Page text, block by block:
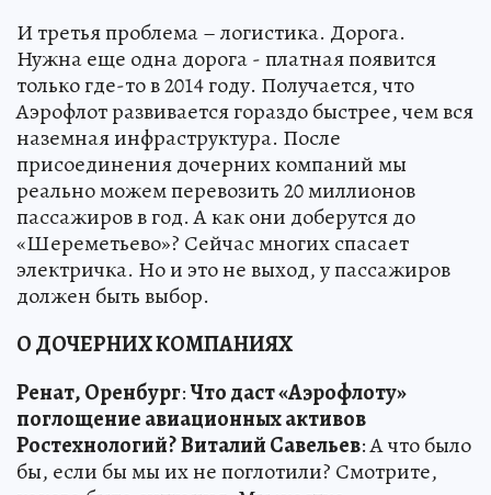
И третья проблема – логистика. Дорога.
Нужна еще одна дорога - платная появится
только где-то в 2014 году. Получается, что
Аэрофлот развивается гораздо быстрее, чем вся
наземная инфраструктура. После
присоединения дочерних компаний мы
реально можем перевозить 20 миллионов
пассажиров в год. А как они доберутся до
«Шереметьево»? Сейчас многих спасает
электричка. Но и это не выход, у пассажиров
должен быть выбор.
О ДОЧЕРНИХ КОМПАНИЯХ
Ренат, Оренбург:Что даст «Аэрофлоту»
поглощение авиационных активов
Ростехнологий?Виталий Савельев: А что было
бы, если бы мы их не поглотили? Смотрите,